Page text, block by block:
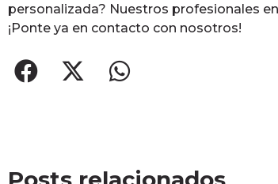
personalizada? Nuestros profesionales
¡Ponte ya en contacto con nosotros!